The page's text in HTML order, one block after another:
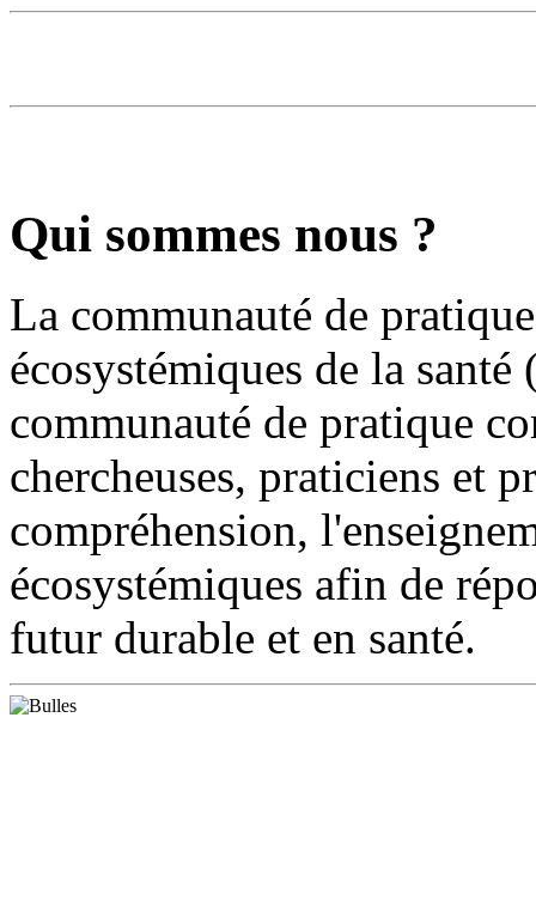
Qui sommes nous ?
La communauté de
écosystémiques de la
communauté de pratique
chercheuses, praticiens et
compréhension,
écosystémiques afin de
futur durable et en santé.